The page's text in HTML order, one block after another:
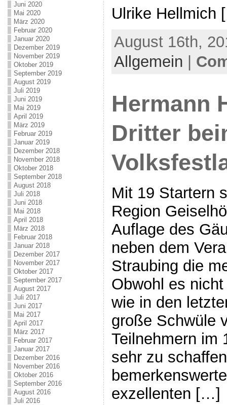
Juni 2020
Mai 2020
März 2020
Februar 2020
Januar 2020
Dezember 2019
November 2019
Oktober 2019
September 2019
August 2019
Juli 2019
Juni 2019
Mai 2019
April 2019
März 2019
Februar 2019
Januar 2019
Dezember 2018
November 2018
Oktober 2018
September 2018
August 2018
Juli 2018
Juni 2018
Mai 2018
April 2018
März 2018
Februar 2018
Januar 2018
Dezember 2017
November 2017
Oktober 2017
September 2017
August 2017
Juli 2017
Juni 2017
Mai 2017
April 2017
März 2017
Februar 2017
Januar 2017
Dezember 2016
November 2016
Oktober 2016
September 2016
August 2016
Juli 2016
Ulrike Hellmich
August 16th,
Allgemein
Hermann
Dritter
Mit 19 Startern
Region
Auflage des
neben dem
Straubing die
Obwohl es
wie in den
große Schwüle
Teilnehmern im
sehr zu
exzellenten […]